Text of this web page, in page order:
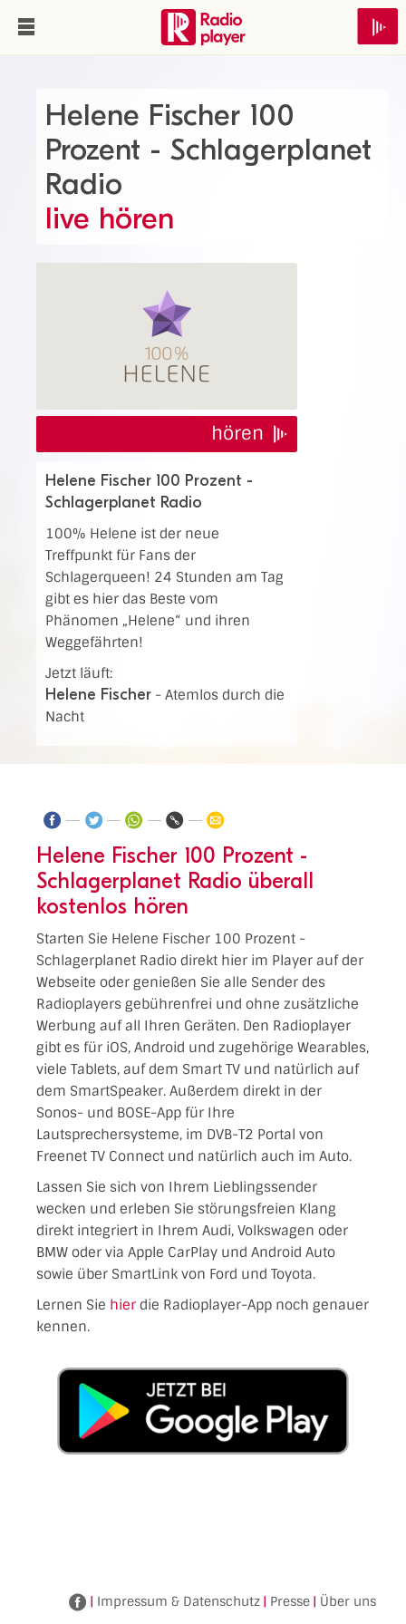
Helene Fischer 100
Prozent - Schlagerplanet
Radio
live hören
hören
Helene Fischer 100 Prozent -
Schlagerplanet Radio
100% Helene ist der neue
Treffpunkt für Fans der
Schlagerqueen! 24 Stunden am Tag
gibt es hier das Beste vom
Phänomen „Helene“ und ihren
Weggefährten!
Jetzt läuft:
Helene Fischer - Atemlos durch die
Nacht
Helene Fischer 100 Prozent -
Schlagerplanet Radio überall
kostenlos hören
Starten Sie Helene Fischer 100 Prozent -
Schlagerplanet Radio direkt hier im Player auf der
Webseite oder genießen Sie alle Sender des
Radioplayers gebührenfrei und ohne zusätzliche
Werbung auf all Ihren Geräten. Den Radioplayer
gibt es für iOS, Android und zugehörige Wearables,
viele Tablets, auf dem Smart TV und natürlich auf
dem SmartSpeaker. Außerdem direkt in der
Sonos- und BOSE-App für Ihre
Lautsprechersysteme, im DVB-T2 Portal von
Freenet TV Connect und natürlich auch im Auto.
Lassen Sie sich von Ihrem Lieblingssender
wecken und erleben Sie störungsfreien Klang
direkt integriert in Ihrem Audi, Volkswagen oder
BMW oder via Apple CarPlay und Android Auto
sowie über SmartLink von Ford und Toyota.
Lernen Sie hier die Radioplayer-App noch genauer
kennen.
Facebook
| Impressum & Datenschutz | Presse | Über uns